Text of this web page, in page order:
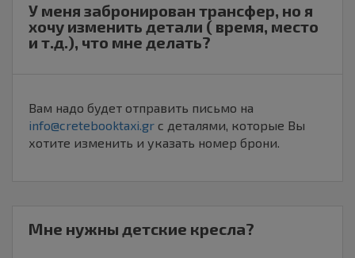
У меня забронирован трансфер, но я
хочу изменить детали ( время, место
и т.д.), что мне делать?
Вам надо будет отправить письмо на
info@cretebooktaxi.gr с деталями, которые Вы
хотите изменить и указать номер брони.
Мне нужны детские кресла?